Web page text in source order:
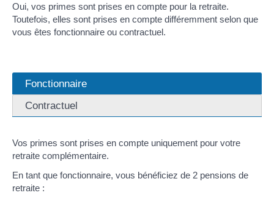
Oui, vos primes sont prises en compte pour la retraite.
Toutefois, elles sont prises en compte différemment selon que
vous êtes fonctionnaire ou contractuel.
Fonctionnaire
Contractuel
Vos primes sont prises en compte uniquement pour votre
retraite complémentaire.
En tant que fonctionnaire, vous bénéficiez de 2 pensions de
retraite :